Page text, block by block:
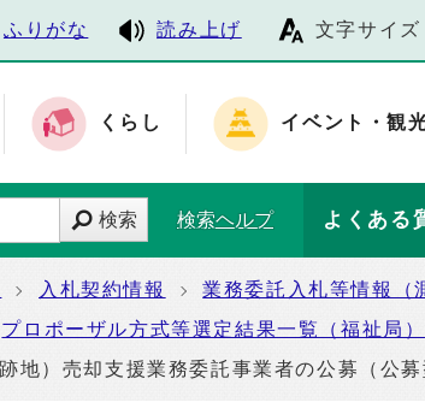
ふりがな 読み上げ 文字サイズ
くらし イベント・観
検索 検索ヘルプ よくある
入札契約情報
業務委託入札等情報（
プロポーザル方式等選定結果一覧（福祉局）
地）売却支援業務委託事業者の公募（公